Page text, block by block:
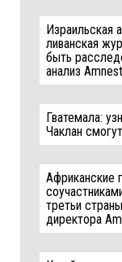
Израильская
ливанская
быть
анализ
Гватемала:
Чаклан
Африканские
третьи
директора